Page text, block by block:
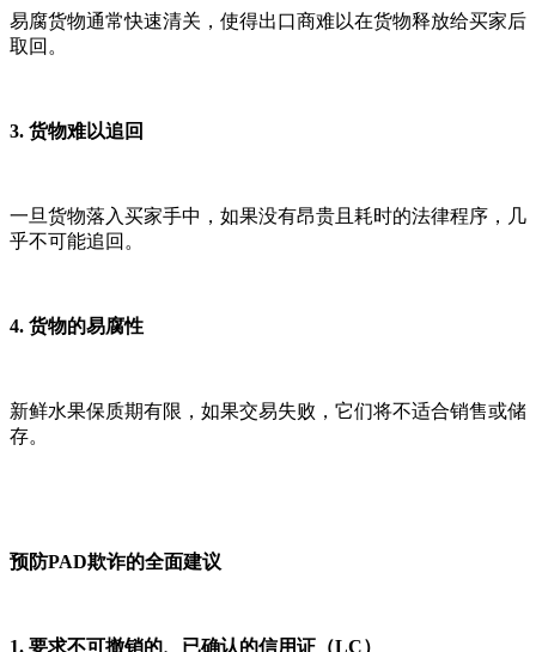
易腐货物通常快速清关，使得出口商难以在货物释放给买家后
取回。
3. 货物难以追回
一旦货物落入买家手中，如果没有昂贵且耗时的法律程序，几
乎不可能追回。
4. 货物的易腐性
新鲜水果保质期有限，如果交易失败，它们将不适合销售或储
存。
预防PAD欺诈的全面建议
1. 要求不可撤销的、已确认的信用证（LC）